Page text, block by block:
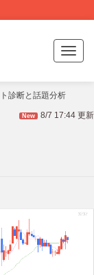
T
o
g
e
診断と話題分析
New 8/7 17:44 更新